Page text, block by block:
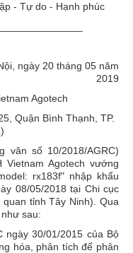
- Tự do - Hạnh phúc
ngày 20 tháng 05 năm
2019
Agotech
Quận Bình Thạnh, TP.
văn số 10/2018/AGRC)
Vietnam Agotech vướng
rx183f" nhập khẩu
08/05/2018 tại Chi cục
tỉnh Tây Ninh). Qua
sau:
ngày 30/01/2015 của Bộ
hóa, phân tích để phân